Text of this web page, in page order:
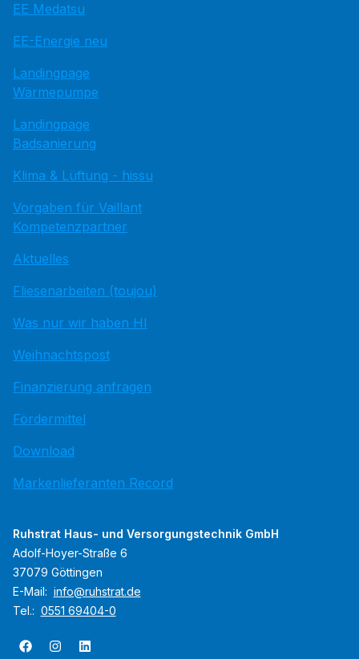
EE Medatsu
EE-Energie neu
Landingpage
Wärmepumpe
Landingpage
Badsanierung
Klima & Lüftung - hissu
Vorgaben für Vaillant
Kompetenzpartner
Aktuelles
Fliesenarbeiten (toujou)
Was nur wir haben HI
Weihnachtspost
Finanzierung anfragen
Fördermittel
Download
Markenlieferanten Record
Ruhstrat Haus- und Versorgungstechnik GmbH
Adolf-Hoyer-Straße 6
37079 Göttingen
E-Mail: info@ruhstrat.de
Tel.: 0551 69404-0